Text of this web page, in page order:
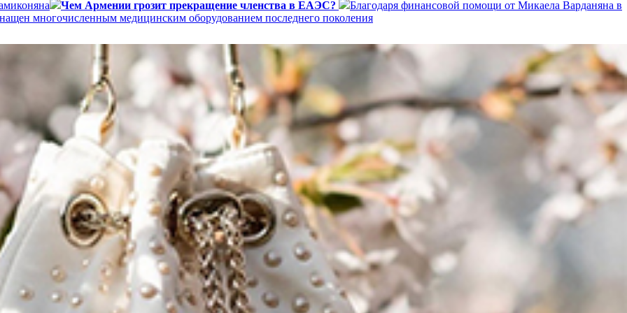
Чем Армении грозит прекращение членства в ЕАЭС?
Благодаря финансовой помощи от Микаела Варданяна в
многочисленным медицинским оборудованием последнего поколения